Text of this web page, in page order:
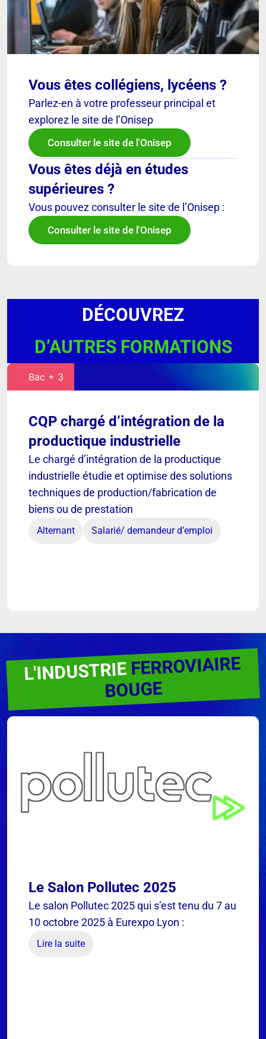
Vous êtes collégiens, lycéens ?
Parlez-en à votre professeur principal et
explorez le site de l’Onisep
Consulter le site de l'Onisep
Vous êtes déjà en études
supérieures ?
Vous pouvez consulter le site de l’Onisep :
Consulter le site de l'Onisep
DÉCOUVREZ
D’AUTRES FORMATIONS
Bac + 3
CQP chargé d’intégration de la
productique industrielle
Le chargé d’intégration de la productique
industrielle étudie et optimise des solutions
techniques de production/fabrication de
biens ou de prestation
Alternant Salarié/ demandeur d’emploi
L'INDUSTRIEFERROVIAIRE
BOUGE
Le Salon Pollutec 2025
Le salon Pollutec 2025 qui s’est tenu du 7 au
10 octobre 2025 à Eurexpo Lyon :
Lire la suite